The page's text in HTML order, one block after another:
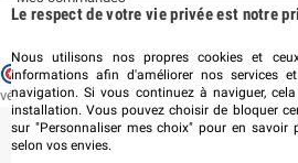
Le respect de votre vie privée est notre
Nous utilisons nos propres cookies et
informations afin d'améliorer nos services
navigation. Si vous continuez à naviguer,
installation. Vous pouvez choisir de bloquer
sur "Personnaliser mes choix" pour en savoir
selon vos envies.
Marchand approuvé par la Société des
vérifier.
©2019 PLANÈTE AIR - SAS ENTROPIE - Tous